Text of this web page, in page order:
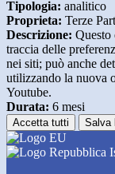
Tipologia: analitico
Proprieta: Terze
Descrizione: Questo
traccia delle
nei siti; può anche
utilizzando la nuova
Youtube.
Durata: 6 mesi
Accetta tutti Salva